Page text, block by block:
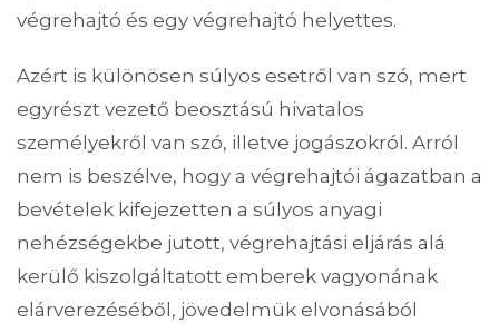
végrehajtó és egy végrehajtó helyettes.
Azért is különösen súlyos esetről van szó, mert
egyrészt vezető beosztású hivatalos
személyekről van szó, illetve jogászokról. Arról
nem is beszélve, hogy a végrehajtói ágazatban a
bevételek kifejezetten a súlyos anyagi
nehézségekbe jutott, végrehajtási eljárás alá
kerülő kiszolgáltatott emberek vagyonának
elárverezéséből, jövedelmük elvonásából